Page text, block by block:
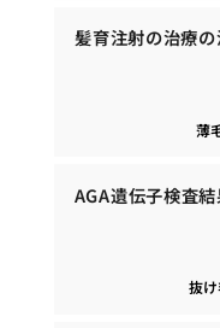
髪育注射の治療
薄
AGA遺伝子検査
抜